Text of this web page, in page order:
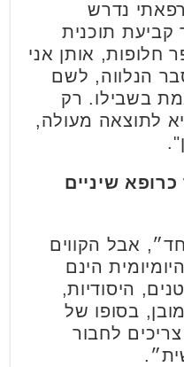
נדרש
קביעת תוכנית
חלופות, אותן אני
הנלווה, לשם
בשבילו. רק
לתוצאה מעולה,
שיניים
אבל הקווים
הינם
היסודיות,
בסופו של
לחבור